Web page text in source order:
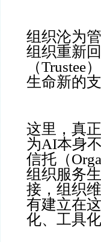
组织沦为
组织重新
（
生命新的
这里，真
为AI本身
信托（
组织服务
接，组织
有建立在
化、工具